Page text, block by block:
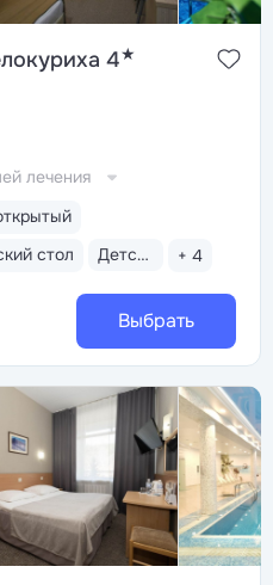
4★
стол Детская анимация + 4
лечения
Выбрать